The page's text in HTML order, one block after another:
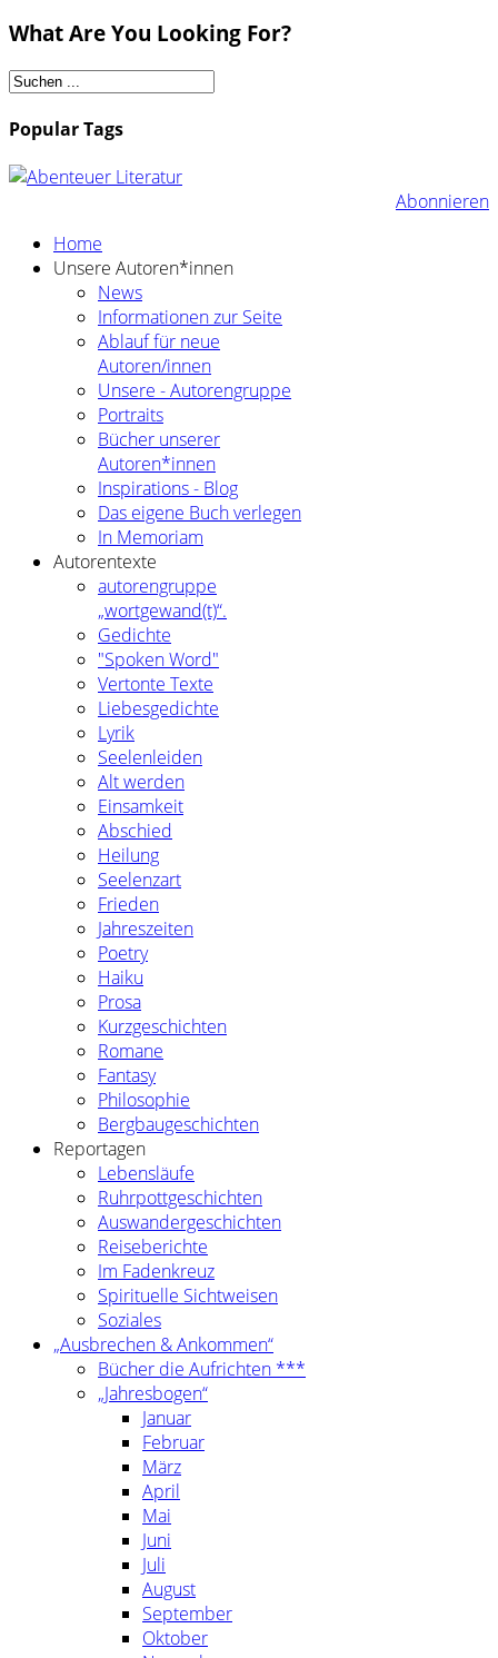
What Are You Looking For?
Popular Tags
Abonnieren
Home
Unsere Autoren*innen
News
Informationen zur Seite
Ablauf für neue
Autoren/innen
Unsere - Autorengruppe
Portraits
Bücher unserer
Autoren*innen
Inspirations - Blog
Das eigene Buch verlegen
In Memoriam
Autorentexte
autorengruppe
„wortgewand(t)“.
Gedichte
"Spoken Word"
Vertonte Texte
Liebesgedichte
Lyrik
Seelenleiden
Alt werden
Einsamkeit
Abschied
Heilung
Seelenzart
Frieden
Jahreszeiten
Poetry
Haiku
Prosa
Kurzgeschichten
Romane
Fantasy
Philosophie
Bergbaugeschichten
Reportagen
Lebensläufe
Ruhrpottgeschichten
Auswandergeschichten
Reiseberichte
Im Fadenkreuz
Spirituelle Sichtweisen
Soziales
„Ausbrechen & Ankommen“
Bücher die Aufrichten ***
„Jahresbogen“
Januar
Februar
März
April
Mai
Juni
Juli
August
September
Oktober